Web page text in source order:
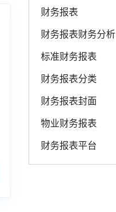
财务报表
财务报表财务分析
标准财务报表
财务报表分类
财务报表封面
物业财务报表
财务报表平台